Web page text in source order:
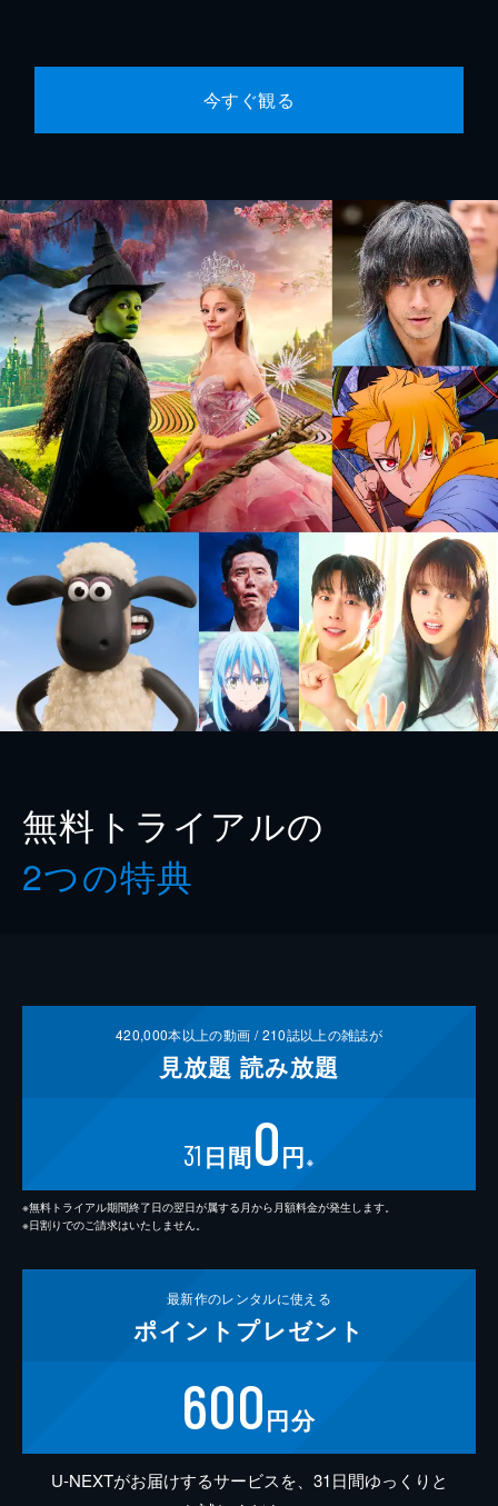
今すぐ観る
無料トライアルの
2つの特典
420,000本以上の動画 /210誌以上の雑誌が
見放題 読み放題
31 日間0円 ※
※無料トライアル期間終了日の翌日が属する月から月額料金が発生します。
※日割りでのご請求はいたしません。
最新作のレンタルに使える
ポイント プレゼント
600円分
U-NEXTがお届けするサービスを、31日間ゆっくりと